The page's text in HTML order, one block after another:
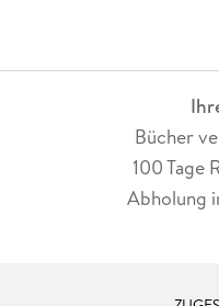
Bücher
100 Tage
Abholung